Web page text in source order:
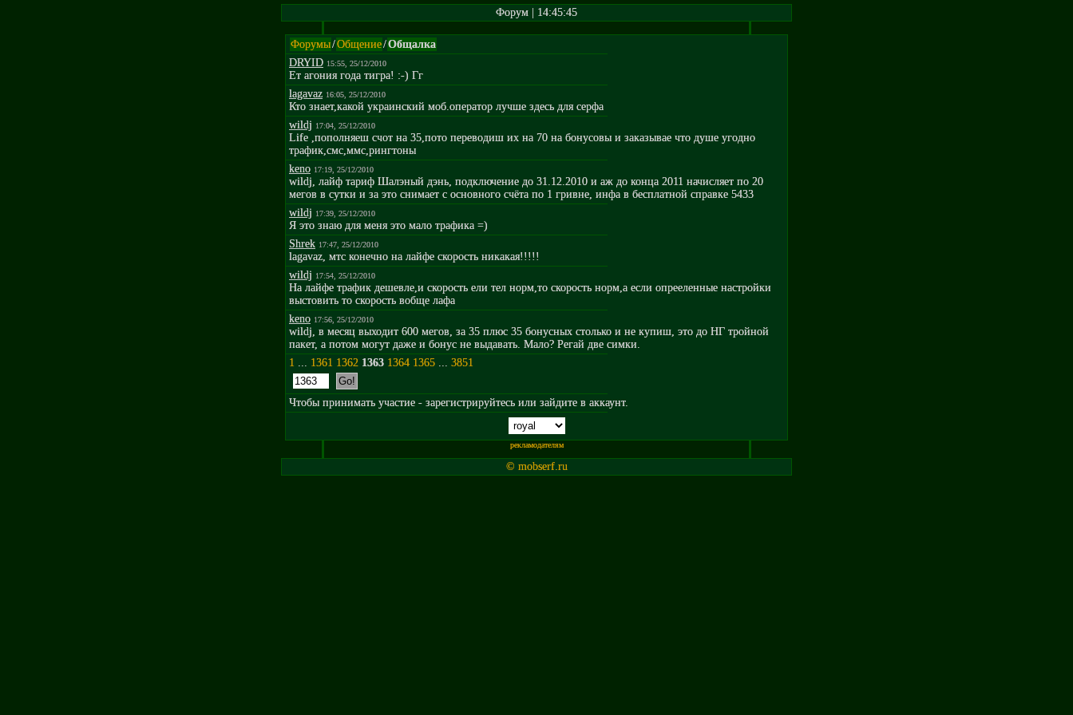
Форум | 14:45:45
Форумы/Общение/Общалка
DRYID 15:55, 25/12/2010
Ет агония года тигра! :-) Гг
lagavaz 16:05, 25/12/2010
Кто знает,какой украинский моб.оператор лучше здесь для серфа
wildj 17:04, 25/12/2010
Life ,пополняеш счот на 35,пото переводиш их на 70 на бонусовы и заказывае что душе угодно
трафик,смс,ммс,рингтоны
keno 17:19, 25/12/2010
wildj, лайф тариф Шалэный дэнь, подключение до 31.12.2010 и аж до конца 2011 начисляет по 20
мегов в сутки и за это снимает с основного счёта по 1 гривне, инфа в бесплатной справке 5433
wildj 17:39, 25/12/2010
Я это знаю для меня это мало трафика =)
Shrek 17:47, 25/12/2010
lagavaz, мтс конечно на лайфе скорость никакая!!!!!
wildj 17:54, 25/12/2010
На лайфе трафик дешевле,и скорость ели тел норм,то скорость норм,а если опрееленные настройки
выстовить то скорость вобще лафа
keno 17:56, 25/12/2010
wildj, в месяц выходит 600 мегов, за 35 плюс 35 бонусных столько и не купиш, это до НГ тройной
пакет, а потом могут даже и бонус не выдавать. Мало? Регай две симки.
1 ... 1361 1362 1363 1364 1365 ... 3851
Чтобы принимать участие - зарегистрируйтесь или зайдите в аккаунт.
рекламодателям
© mobserf.ru